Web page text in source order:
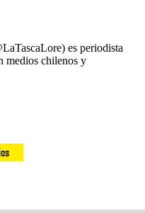
es periodista
medios chilenos y